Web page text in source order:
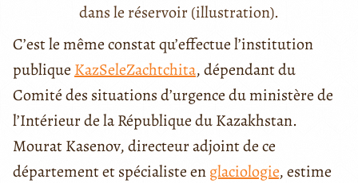
dans le réservoir (illustration).
C’est le même constat qu’effectue l’institution
publique KazSeleZachtchita, dépendant du
Comité des situations d’urgence du ministère de
l’Intérieur de la République du Kazakhstan.
Mourat Kasenov, directeur adjoint de ce
département et spécialiste englaciologie, estime